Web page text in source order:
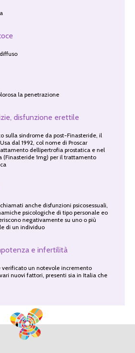
la penetrazione
disfunzione erettile
sulla sindrome da post-Finasteride, il
dal 1992, col nome di Proscar
dellipertrofia prostatica e nel
(Finasteride 1mg) per il trattamento
anche disfunzioni psicosessuali,
psicologiche di tipo personale eo
negativamente su uno o più
di un individuo
e infertilità
un notevole incremento
nuovi fattori, presenti sia in Italia che